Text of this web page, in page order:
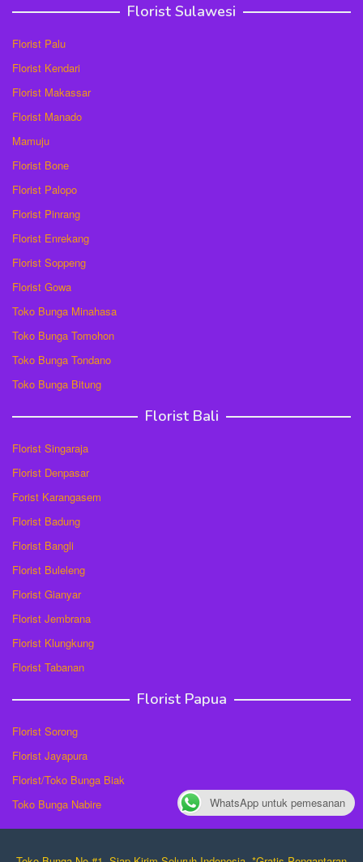
Florist Sulawesi
Florist Palu
Florist Kendari
Florist Makassar
Florist Manado
Mamuju
Florist Bone
Florist Palopo
Florist Pinrang
Florist Enrekang
Florist Soppeng
Florist Gowa
Toko Bunga Minahasa
Toko Bunga Tomohon
Toko Bunga Tondano
Toko Bunga Bitung
Florist Bali
Florist Singaraja
Florist Denpasar
Forist Karangasem
Florist Badung
Florist Bangli
Florist Buleleng
Florist Gianyar
Florist Jembrana
Florist Klungkung
Florist Tabanan
Florist Papua
Florist Sorong
Florist Jayapura
Florist/Toko Bunga Biak
Toko Bunga Nabire
WhatsApp untuk pemesanan